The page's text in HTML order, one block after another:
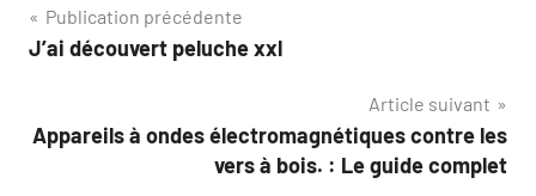
Navigation
de
Publication précédente
J’ai découvert peluche xxl
Article suivant
Appareils à ondes électromagnétiques contre les
vers à bois. : Le guide complet